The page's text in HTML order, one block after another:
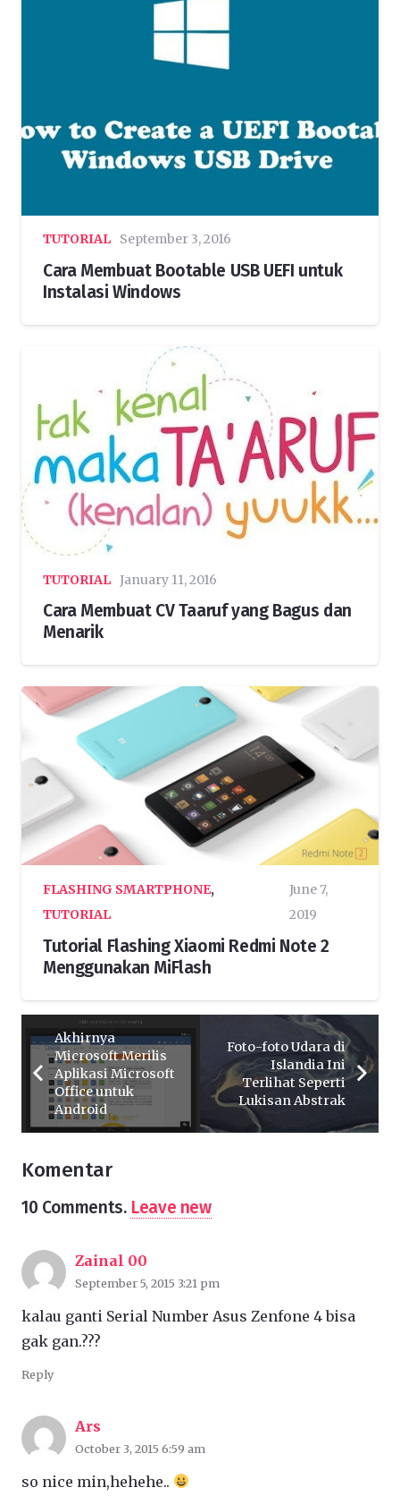
TUTORIAL September 3, 2016
Cara Membuat Bootable USB UEFI untuk
Instalasi Windows
TUTORIAL January 11, 2016
Cara Membuat CV Taaruf yang Bagus dan
Menarik
FLASHING SMARTPHONE,
TUTORIAL
June 7,
2019
Tutorial Flashing Xiaomi Redmi Note 2
Menggunakan MiFlash
Akhirnya
Microsoft Merilis
Aplikasi Microsoft
Office untuk
Android
Foto-foto Udara di
Islandia Ini
Terlihat Seperti
Lukisan Abstrak
Komentar
10 Comments. Leave new
Zainal 00
September 5, 2015 3:21 pm
kalau ganti Serial Number Asus Zenfone 4 bisa
gak gan.???
Reply
Ars
October 3, 2015 6:59 am
so nice min,hehehe..